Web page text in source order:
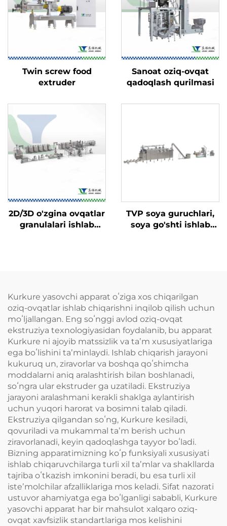
Twin screw food
extruder
Sanoat oziq-ovqat
qadoqlash qurilmasi
2D/3D o'zgina ovqatlar
granulalari ishlab
TVP soya guruchlari,
soya go'shti ishlab
Kurkure yasovchi apparat oʻziga xos chiqarilgan
oziq-ovqatlar ishlab chiqarishni inqilob qilish uchun
moʻljallangan. Eng soʻnggi avlod oziq-ovqat
ekstruziya texnologiyasidan foydalanib, bu apparat
Kurkure ni ajoyib matssizlik va taʼm xususiyatlariga
ega boʻlishini taʼminlaydi. Ishlab chiqarish jarayoni
kukuruq un, ziravorlar va boshqa qoʻshimcha
moddalarni aniq aralashtirish bilan boshlanadi,
soʻngra ular ekstruder ga uzatiladi. Ekstruziya
jarayoni aralashmani kerakli shaklga aylantirish
uchun yuqori harorat va bosimni talab qiladi.
Ekstruziya qilgandan soʻng, Kurkure kesiladi,
qovuriladi va mukammal taʼm berish uchun
ziravorlanadi, keyin qadoqlashga tayyor boʻladi.
Bizning apparatimizning koʻp funksiyali xususiyati
ishlab chiqaruvchilarga turli xil taʼmlar va shakllarda
tajriba oʻtkazish imkonini beradi, bu esa turli xil
isteʼmolchilar afzalliklariga mos keladi. Sifat nazorati
ustuvor ahamiyatga ega boʻlganligi sababli, Kurkure
yasovchi apparat har bir mahsulot xalqaro oziq-
ovqat xavfsizlik standartlariga mos kelishini